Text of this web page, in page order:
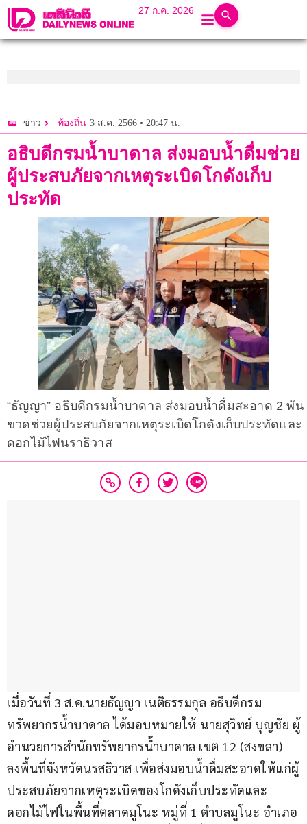
27 ก.ค. 2026
ข่าว ท้องถิ่น 3 ส.ค. 2566 • 20:47 น.
อธิบดีกรมน้ำบาดาล ส่งมอบน้ำดื่มช่วย
ผู้ประสบภัยจากเหตุระเบิดโกดังเก็บ
ประทัด
“ธัญญา” อธิบดีกรมน้ำบาดาล ส่งมอบน้ำดื่มสะอาด 2 พัน
ขวดช่วยผู้ประสบภัยจากเหตุระเบิดโกดังเก็บประทัดและ
ดอกไม้ไฟนราธิวาส
เมื่อวันที่ 3 ส.ค.นายธัญญา เนติธรรมกุล อธิบดีกรม
ทรัพยากรน้ำบาดาล ได้มอบหมายให้ นายสุวิทย์ บุญชัย ผู้
อำนวยการสำนักทรัพยากรน้ำบาดาล เขต 12 (สงขลา)
ลงพื้นที่จังหวัดนรสธิวาส เพื่อส่งมอบน้ำดื่มสะอาดให้แก่ผู้
ประสบภัยจากเหตุระเบิดของโกดังเก็บประทัดและ
ดอกไม้ไฟในพื้นที่ตลาดมูโนะ หมู่ที่ 1 ตำบลมูโนะ อำเภอ